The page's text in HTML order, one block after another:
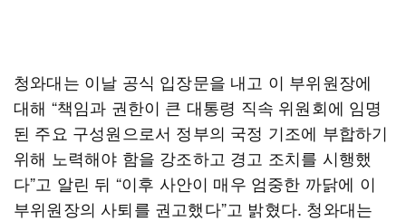
청와대는 이날 공식 입장문을 내고 이 부위원장에
대해 “책임과 권한이 큰 대통령 직속 위원회에 임명
된 주요 구성원으로서 정부의 국정 기조에 부합하기
위해 노력해야 함을 강조하고 경고 조치를 시행했
다”고 알린 뒤 “이후 사안이 매우 엄중한 까닭에 이
부위원장의 사퇴를 권고했다”고 밝혔다. 청와대는